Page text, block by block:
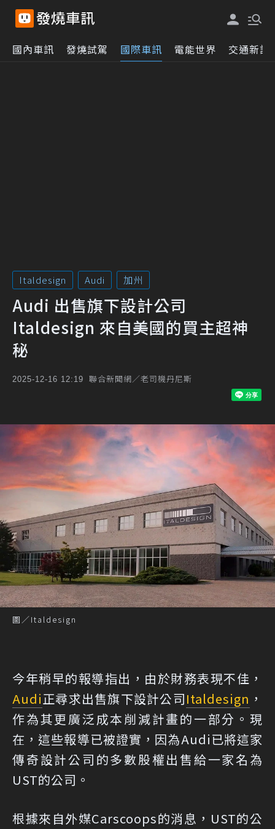
國內車訊 發燒試駕 國際車訊 電能世界 交通新訊
Italdesign Audi 加州
Audi 出售旗下設計公司
Italdesign 來自美國的買主超神
秘
2025-12-16 12:19 聯合新聞網／老司機丹尼斯
圖／Italdesign
今年稍早的報導指出，由於財務表現不佳，
Audi正尋求出售旗下設計公司Italdesign ，
作為其更廣泛成本削減計畫的一部分。現
在，這些報導已被證實，因為Audi已將這家
傳奇設計公司的多數股權出售給一家名為
UST的公司。
根據來自外媒Carscoops的消息 ，UST的公